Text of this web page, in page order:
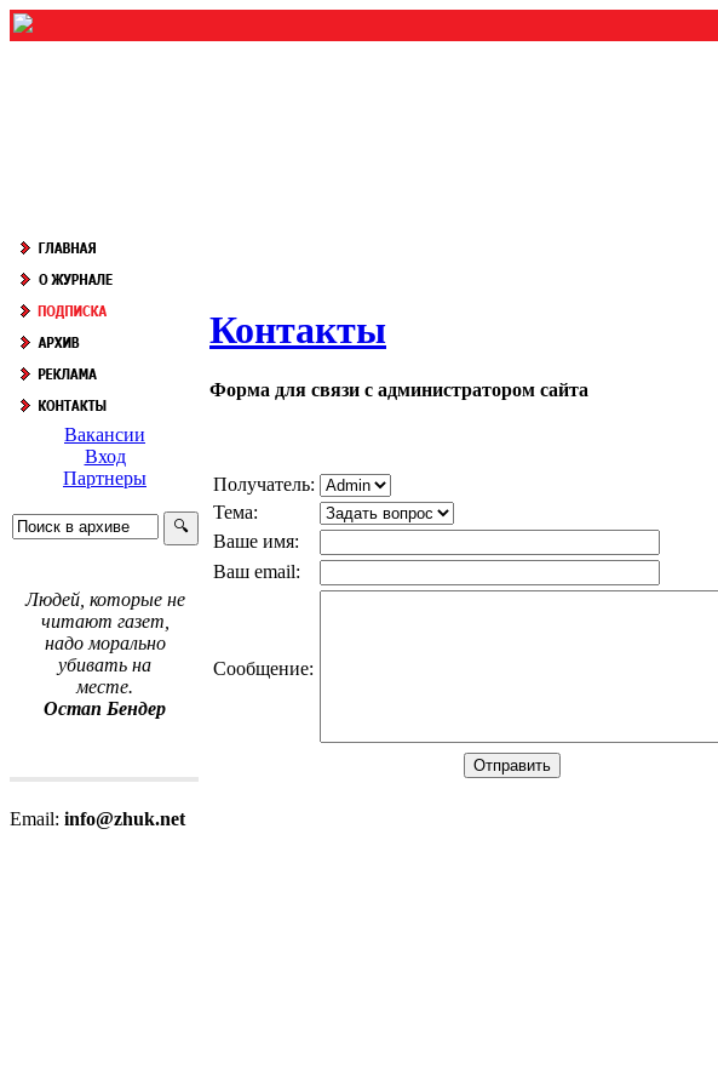
Вакансии
Вход
Партнеры
Людей, которые не
читают газет,
надо морально
убивать на
месте.
Остап Бендер
Email: info@zhuk.net
Контакты
Форма для связи с администратором сайта
Получатель:
Тема:
Ваше имя:
Ваш email:
Cообщение: